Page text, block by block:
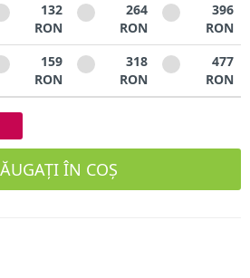
132
RON
264
RON
396
RON
159
RON
318
RON
477
RON